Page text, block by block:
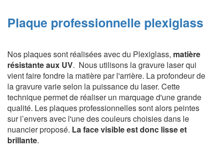
Plaque professionnelle plexiglass
Nos plaques sont réalisées avec du Plexiglass, matière
résistante aux UV. Nous utilisons la gravure laser qui
vient faire fondre la matière par l'arrière. La profondeur de
la gravure varie selon la puissance du laser. Cette
technique permet de réaliser un marquage d'une grande
qualité. Les plaques professionnelles sont alors peintes
sur l’envers avec l'une des couleurs choisies dans le
nuancier proposé. La face visible est donc lisse et
brillante.